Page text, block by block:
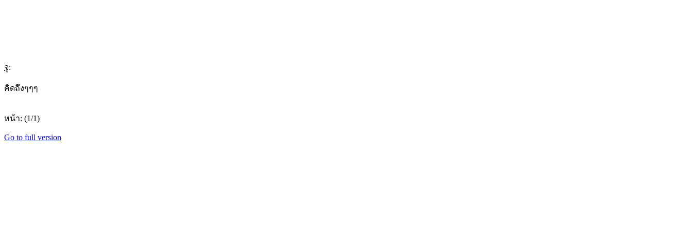
จู:
คิดถึงๆๆๆ
หน้า: (1/1)
Go to full version